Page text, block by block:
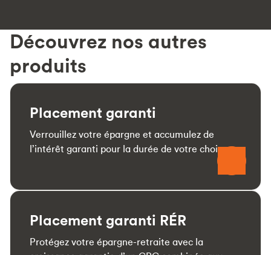
Découvrez nos autres
produits
Placement garanti
Verrouillez votre épargne et accumulez de
l’intérêt garanti pour la durée de votre choix.
Placement garanti RÉR
Protégez votre épargne-retraite avec la